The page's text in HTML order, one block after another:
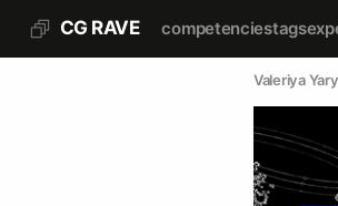
CG RAVE competenciestags
Valeriya